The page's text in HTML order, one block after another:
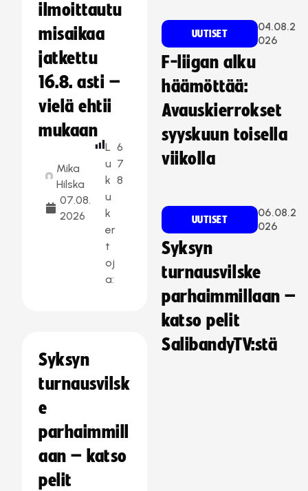
ilmoittautu
misaikaa
jatkettu
16.8. asti –
vielä ehtii
mukaan
Mika
Hilska
07.08.
2026
L
u
k
u
k
er
t
oj
a:
6
7
8
Syksyn
turnausvilsk
e
parhaimmill
aan – katso
pelit
UUTISET
04.08.2
026
F-liigan alku
häämöttää:
Avauskierrokset
syyskuun toisella
viikolla
UUTISET
06.08.2
026
Syksyn
turnausvilske
parhaimmillaan –
katso pelit
SalibandyTV:stä